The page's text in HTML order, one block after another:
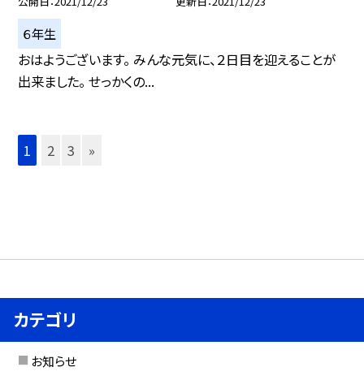
６年生
おはようございます。 みんな元気に、２日目を迎えることが
出来ました。 せっかくの...
1 2 3 »
カテゴリ
お知らせ